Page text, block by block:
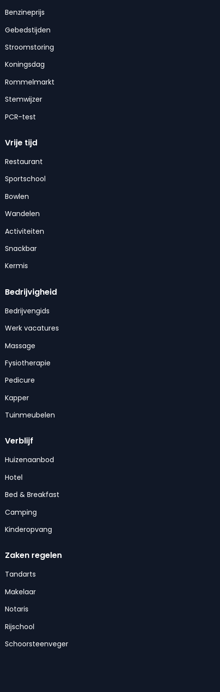
Benzineprijs
Gebedstijden
Stroomstoring
Koningsdag
Rommelmarkt
Stemwijzer
PCR-test
Vrije tijd
Restaurant
Sportschool
Bowlen
Wandelen
Activiteiten
Snackbar
Kermis
Bedrijvigheid
Bedrijvengids
Werk vacatures
Massage
Fysiotherapie
Pedicure
Kapper
Tuinmeubelen
Verblijf
Huizenaanbod
Hotel
Bed & Breakfast
Camping
Kinderopvang
Zaken regelen
Tandarts
Makelaar
Notaris
Rijschool
Schoorsteenveger